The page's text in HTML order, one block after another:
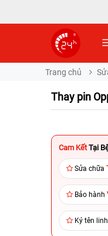
Trang chủ
Thay pin
Cam Kết Tại
Sửa chữa
Bảo hành
Ký tên